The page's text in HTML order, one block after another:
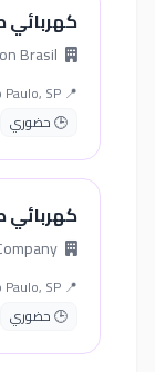
كهربائي
📍 São Paulo, SP
🕒 حضوري
كهربائي
📍 São Paulo, SP
🕒 حضوري